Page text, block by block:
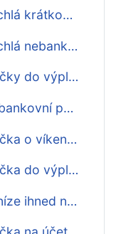
Rychlá krátkodobá půjčka do výplaty
Rychlá nebankovní půjčka do výplaty
Půjčky do výplaty o víkendu první zdarma
Nebankovní půjčka ihned na účet do výplaty
Půjčka o víkendu do výplaty ihned na účet
Půjčka do výplaty online ihned na účet
Peníze ihned na účet do výplaty